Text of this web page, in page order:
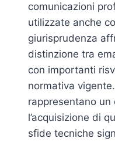
comunicazioni
utilizzate anche
giurisprudenza
distinzione tra
con importanti
normativa
rappresentano un
l’acquisizione di
sfide tecniche